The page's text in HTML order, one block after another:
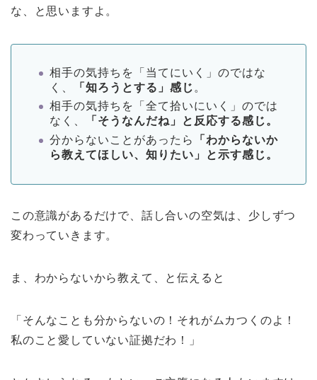
な、と思いますよ。
相手の気持ちを「当てにいく」のではな
く、
「知ろうとする」感じ 。
相手の気持ちを「全て拾いにいく」のでは
なく、
「そうなんだね」と反応する感じ。
分からないことがあったら
「わからないか
ら教えてほしい、知りたい」と示す感じ。
この意識があるだけで、話し合いの空気は、少しずつ
変わっていきます。
ま、わからないから教えて、と伝えると
「そんなことも分からないの！それがムカつくのよ！
私のこと愛していない証拠だわ！」